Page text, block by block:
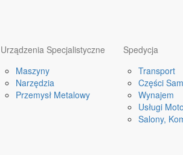
Urządzenia Specjalistyczne
Maszyny
Narzędzia
Przemysł Metalowy
Spedycja
Transport
Części
Wynajem
Usługi
Salony,